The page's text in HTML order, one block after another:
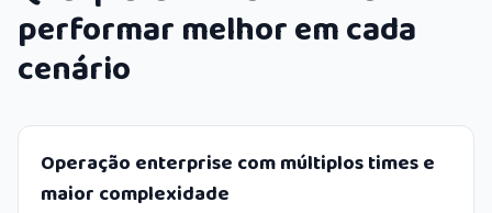
performar melhor em cada
cenário
Operação enterprise com múltiplos times e
maior complexidade